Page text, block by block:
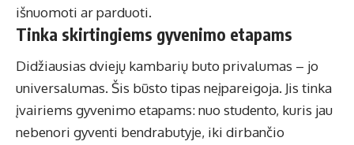
išnuomoti ar parduoti.
Tinka skirtingiems gyvenimo etapams
Didžiausias dviejų kambarių buto privalumas – jo
universalumas. Šis būsto tipas neįpareigoja. Jis tinka
įvairiems gyvenimo etapams: nuo studento, kuris jau
nebenori gyventi bendrabutyje, iki dirbančio